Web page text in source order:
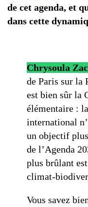
de cet agenda, et
dans cette
Chrysoula
de Paris sur la
est bien sûr la
élémentaire :
international
un objectif
de l’Agenda
plus brûlant
climat-
Vous savez